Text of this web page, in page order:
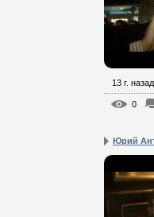
13 г. назад
0
Юрий